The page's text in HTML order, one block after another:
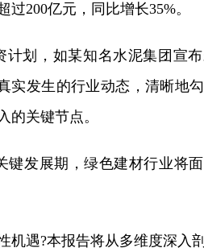
200亿元，同比增长35%。
划，如某知名水泥集团宣
实发生的行业动态，清晰地
的关键节点。
键发展期，绿色建材行业将
机遇?本报告将从多维度深入